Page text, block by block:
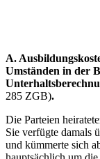
A.
Umständen in der
285 ZGB).
Die Parteien
Sie verfügte damals
und kümmerte sich